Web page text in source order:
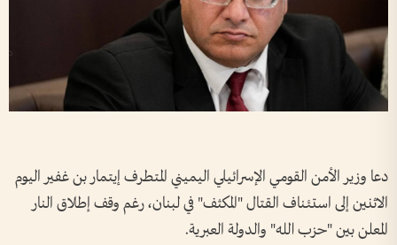
دعا وزير الأمن القومي الإسرائيلي اليميني المتطرف إيتمار بن غفير اليوم
الاثنين إلى استئناف القتال "المكثف" في لبنان، رغم وقف إطلاق النار
المعلن بين "حزب الله" والدولة العبرية.